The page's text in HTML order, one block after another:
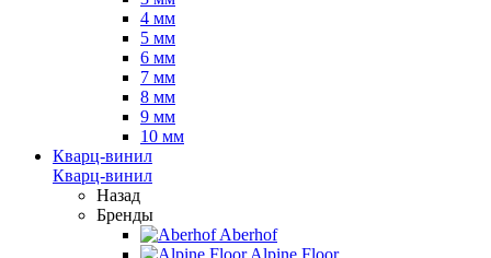
4 мм
5 мм
6 мм
7 мм
8 мм
9 мм
10 мм
Кварц-винил
Кварц-винил
Назад
Бренды
Aberhof
Alpine Floor